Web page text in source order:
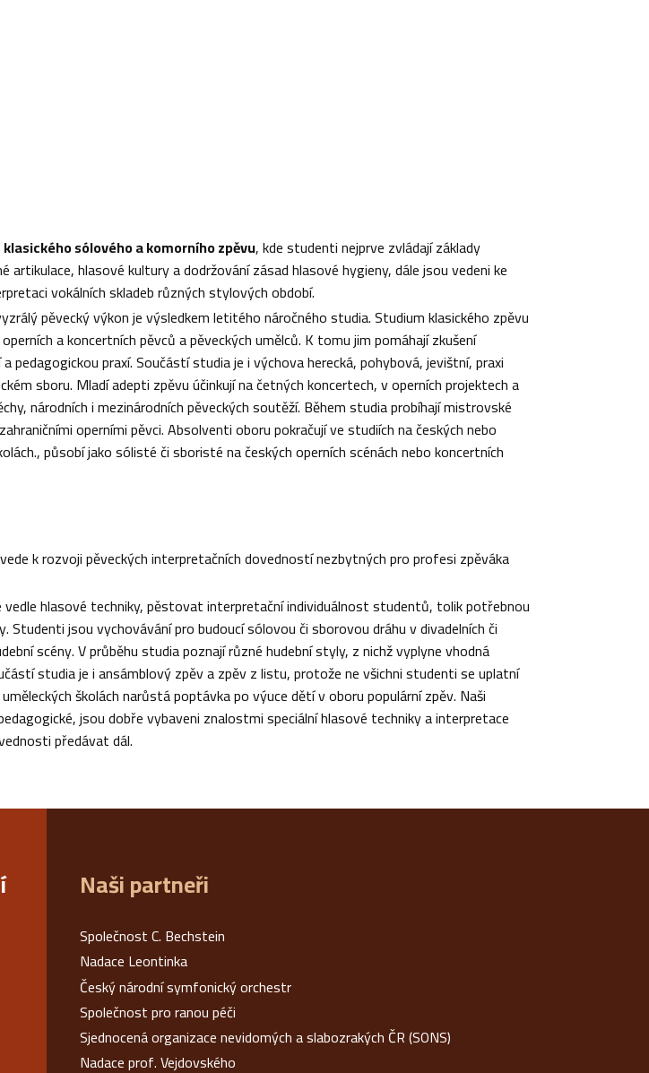
sólového a komorního zpěvu, kde studenti nejprve zvládají základy
artikulace, hlasové kultury a dodržování zásad hlasové hygieny, dále jsou vedeni ke
vokálních skladeb různých stylových období.
pěvecký výkon je výsledkem letitého náročného studia. Studium klasického zpěvu
a koncertních pěvců a pěveckých umělců. K tomu jim pomáhají zkušení
praxí. Součástí studia je i výchova herecká, pohybová, jevištní, praxi
sboru. Mladí adepti zpěvu účinkují na četných koncertech, v operních projektech a
národních i mezinárodních pěveckých soutěží. Během studia probíhají mistrovské
operními pěvci. Absolventi oboru pokračují ve studiích na českých nebo
působí jako sólisté či sboristé na českých operních scénách nebo koncertních
vede k rozvoji pěveckých interpretačních dovedností nezbytných pro profesi zpěváka
vedle hlasové techniky, pěstovat interpretační individuálnost studentů, tolik potřebnou
Studenti jsou vychovávání pro budoucí sólovou či sborovou dráhu v divadelních či
scény. V průběhu studia poznají různé hudební styly, z nichž vyplyne vhodná
studia je i ansámblový zpěv a zpěv z listu, protože ne všichni studenti se uplatní
školách narůstá poptávka po výuce dětí v oboru populární zpěv. Naši
jsou dobře vybaveni znalostmi speciální hlasové techniky a interpretace
předávat dál.
Naši partneři
Společnost C. Bechstein
Nadace Leontinka
Český národní symfonický orchestr
Společnost pro ranou péči
Sjednocená organizace nevidomých a slabozrakých ČR (SONS)
Nadace prof. Vejdovského